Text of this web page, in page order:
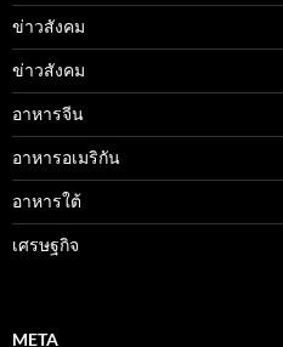
ข่าวสังคม
ข่าวสังคม
อาหารจีน
อาหารอเมริกัน
อาหารใต้
เศรษฐกิจ
META